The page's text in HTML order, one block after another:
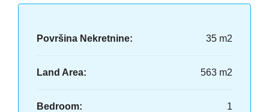
Površina Nekretnine: 35 m2
Land Area: 563 m2
Bedroom: 1